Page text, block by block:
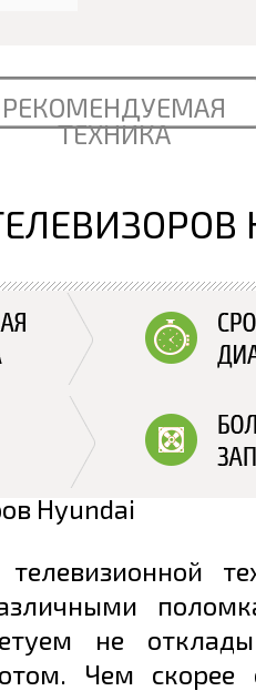
РЕКОМЕНДУЕМАЯ
ТЕХНИКА
не
Чем скорее